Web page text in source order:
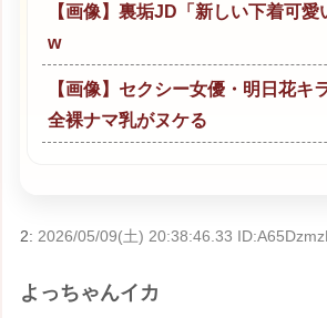
【画像】裏垢JD「新しい下着可愛
w
【画像】セクシー女優・明日花キ
全裸ナマ乳がヌケる
2: 2026/05/09(土) 20:38:46.33
よっちゃんイカ